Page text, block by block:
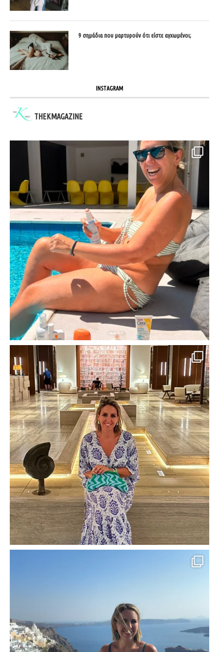
9 σημάδια που μαρτυρούν ότι είστε αγχωμένοι;
INSTAGRAM
THEKMAGAZINE